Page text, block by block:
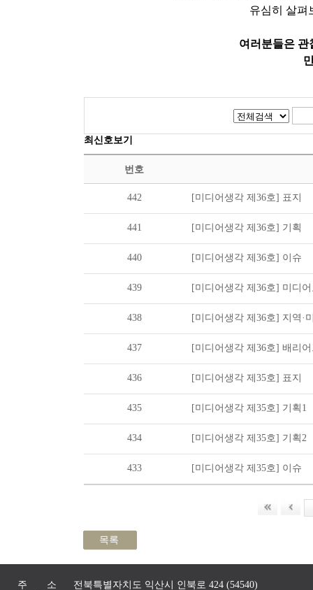
유심히 살펴
여러분들은 관
최신호보기
번호
442 [미디어생각 제36호] 표지
441 [미디어생각 제36호] 기획
440 [미디어생각 제36호] 이슈
439 [미디어생각 제36호] 미디
438 [미디어생각 제36호] 지역·
437 [미디어생각 제36호] 배리
436 [미디어생각 제35호] 표지
435 [미디어생각 제35호] 기획1
434 [미디어생각 제35호] 기획2
433 [미디어생각 제35호] 이슈
목록
주 소
전북특별자치도 익산시 인북로 424 (54540)